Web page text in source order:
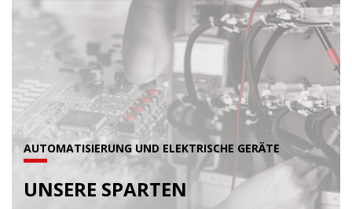
AUTOMATISIERUNG UND ELEKTRISCHE GERÄTE
UNSERE SPARTEN